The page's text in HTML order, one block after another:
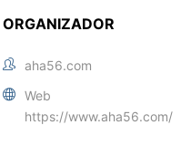
ORGANIZADOR
aha56.com
Web
https://www.aha56.com/